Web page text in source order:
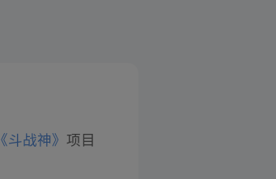
《斗战神》项目